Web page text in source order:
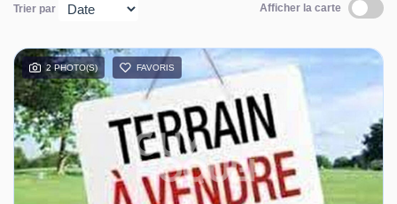
Trier par Afficher la carte
2 PHOTO(S) FAVORIS